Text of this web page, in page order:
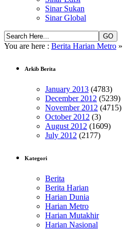
Sinar Sukan
Sinar Global
You are here : Berita Harian Metro »
Arkib Berita
January 2013 (4783)
December 2012 (5239)
November 2012 (4715)
October 2012 (3)
August 2012 (1609)
July 2012 (2177)
Kategori
Berita
Berita Harian
Harian Dunia
Harian Metro
Harian Mutakhir
Harian Nasional